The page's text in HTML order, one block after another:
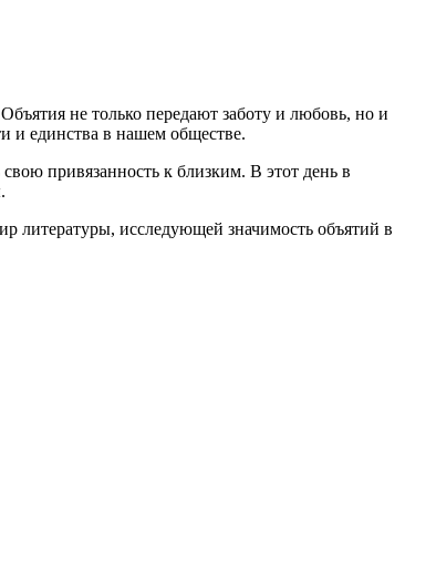
не только передают заботу и любовь, но и
и единства в нашем обществе.
привязанность к близким. В этот день в
литературы, исследующей значимость объятий в